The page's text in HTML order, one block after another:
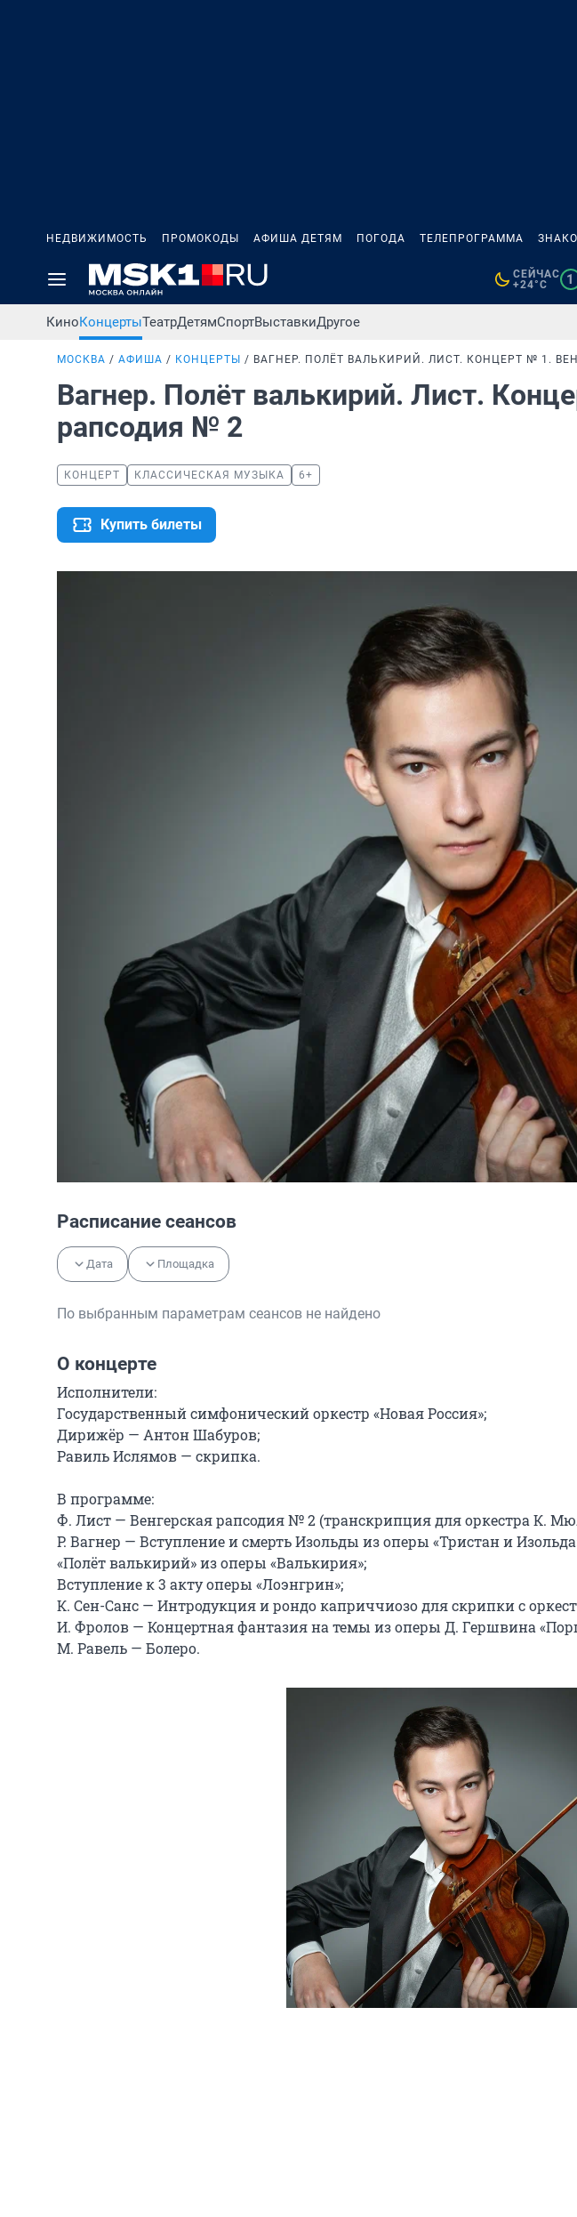
НЕДВИЖИМОСТЬ ПРОМОКОДЫ АФИША ДЕТЯМ ПОГОДА ТЕЛЕПРОГРАММА
СЕЙЧАС
+24°C
1
КиноКонцертыТеатрДетямСпортВыставкиДругое
МОСКВА АФИША КОНЦЕРТЫ ВАГНЕР. ПОЛЁТ ВАЛЬКИРИЙ. ЛИСТ. КОНЦЕРТ № 1.
Вагнер. Полёт валькирий. Лист.
рапсодия № 2
КОНЦЕРТ КЛАССИЧЕСКАЯ МУЗЫКА 6+
Купить билеты
Расписание сеансов
Дата Площадка
По выбранным параметрам сеансов не найдено
О концерте
Исполнители:
Государственный симфонический оркестр «Новая Россия»;
Дирижёр — Антон Шабуров;
Равиль Ислямов — скрипка.
В программе:
Ф. Лист — Венгерская рапсодия № 2 (транскрипция для оркестра К.
Р. Вагнер — Вступление и смерть Изольды из оперы «Тристан и
«Полёт валькирий» из оперы «Валькирия»;
Вступление к 3 акту оперы «Лоэнгрин»;
К. Сен-Санс — Интродукция и рондо каприччиозо для скрипки с
И. Фролов — Концертная фантазия на темы из оперы Д. Гершвина
М. Равель — Болеро.